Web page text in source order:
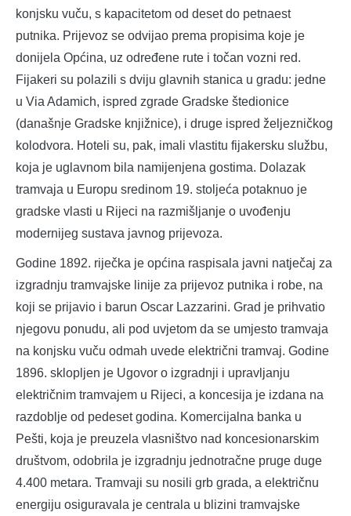
konjsku vuču, s kapacitetom od deset do petnaest
putnika. Prijevoz se odvijao prema propisima koje je
donijela Općina, uz određene rute i točan vozni red.
Fijakeri su polazili s dviju glavnih stanica u gradu: jedne
u Via Adamich, ispred zgrade Gradske štedionice
(današnje Gradske knjižnice), i druge ispred željezničkog
kolodvora. Hoteli su, pak, imali vlastitu fijakersku službu,
koja je uglavnom bila namijenjena gostima. Dolazak
tramvaja u Europu sredinom 19. stoljeća potaknuo je
gradske vlasti u Rijeci na razmišljanje o uvođenju
modernijeg sustava javnog prijevoza.
Godine 1892. riječka je općina raspisala javni natječaj za
izgradnju tramvajske linije za prijevoz putnika i robe, na
koji se prijavio i barun Oscar Lazzarini. Grad je prihvatio
njegovu ponudu, ali pod uvjetom da se umjesto tramvaja
na konjsku vuču odmah uvede električni tramvaj. Godine
1896. sklopljen je Ugovor o izgradnji i upravljanju
električnim tramvajem u Rijeci, a koncesija je izdana na
razdoblje od pedeset godina. Komercijalna banka u
Pešti, koja je preuzela vlasništvo nad koncesionarskim
društvom, odobrila je izgradnju jednotračne pruge duge
4.400 metara. Tramvaji su nosili grb grada, a električnu
energiju osiguravala je centrala u blizini tramvajske